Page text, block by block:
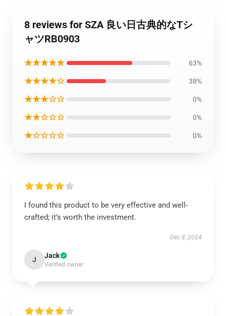
8 reviews for SZA 良い日古典的なTシ
ャツRB0903
★★★★★ 63%
★★★★☆ 38%
★★★☆☆ 0%
★★☆☆☆ 0%
★☆☆☆☆ 0%
I found this product to be very effective and well-
crafted; it’s worth the investment.
Dec 8, 2024
J Jack
Verified owner